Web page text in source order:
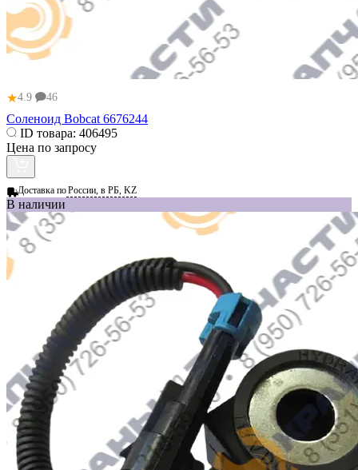
★4.9 46
Соленоид Bobcat 6676244
ID товара: 406495
Цена по запросу
Доставка поРоссии, в РБ, KZ
В наличии